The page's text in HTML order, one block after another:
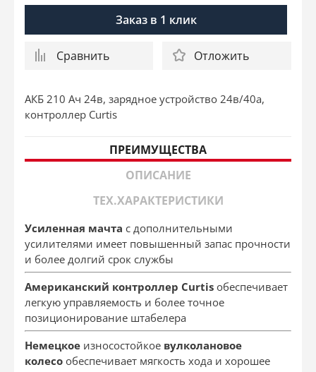
Заказ в 1 клик
Сравнить Отложить
АКБ 210 Ач 24в, зарядное устройство 24в/40а,
контроллер Curtis
ПРЕИМУЩЕСТВА
ОПИСАНИЕ
ТЕХ.ХАРАКТЕРИСТИКИ
Усиленная мачта с дополнительными
усилителями имеет повышенный запас прочности
и более долгий срок службы
Американский контроллер Curtis обеспечивает
легкую управляемость и более точное
позиционирование штабелера
Немецкое износостойкое вулколановое
колесо обеспечивает мягкость хода и хорошее